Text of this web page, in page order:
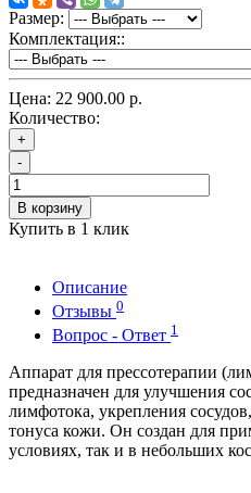
Размер:
Комплектация::
Цена: 22 900.00 р.
Количество:
+
-
В корзину
Купить в 1 клик
Описание
Отзывы 0
Вопрос - Ответ 1
Аппарат для прессотерапии
предназначен для улучшения
лимфотока, укрепления
тонуса кожи. Он создан для
условиях, так и в небольших